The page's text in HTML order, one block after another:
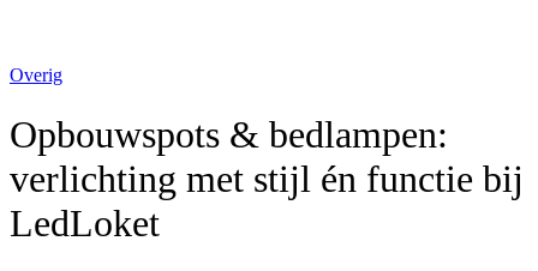
Overig
Opbouwspots & bedlampen:
verlichting met stijl én functie bij
LedLoket